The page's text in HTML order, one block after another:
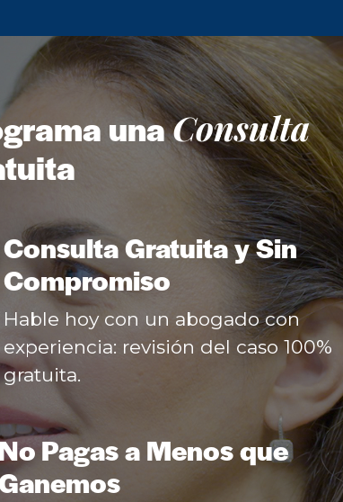
unaConsulta
Consulta Gratuita y Sin
Compromiso
Hable hoy con un abogado con
experiencia: revisión del caso 100%
gratuita.
Pagas a Menos que